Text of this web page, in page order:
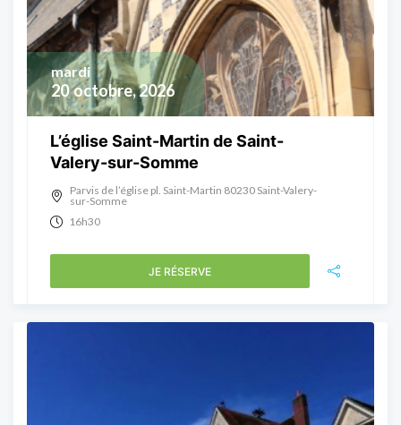
20 octobre, 2026
mardi
L’église Saint-Martin de Saint-
Valery-sur-Somme
Parvis de l’église pl. Saint-Martin 80230 Saint-Valery-
sur-Somme
16h30
JE RÉSERVE